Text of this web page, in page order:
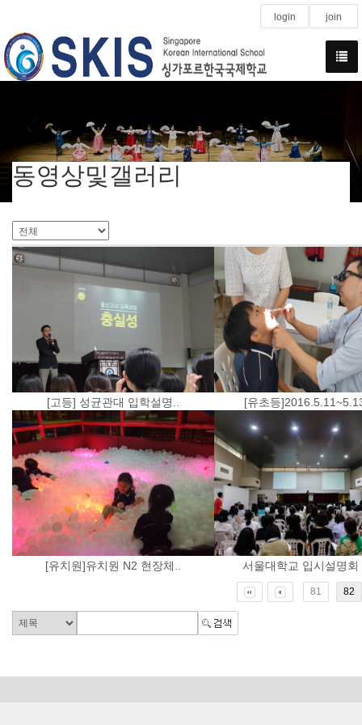
login join
동영상및갤러리
[고등] 성균관대 입학설명.. [유초등
[유치원]유치원 N2 현장체.. 서울대학교 입시설명회
81 82